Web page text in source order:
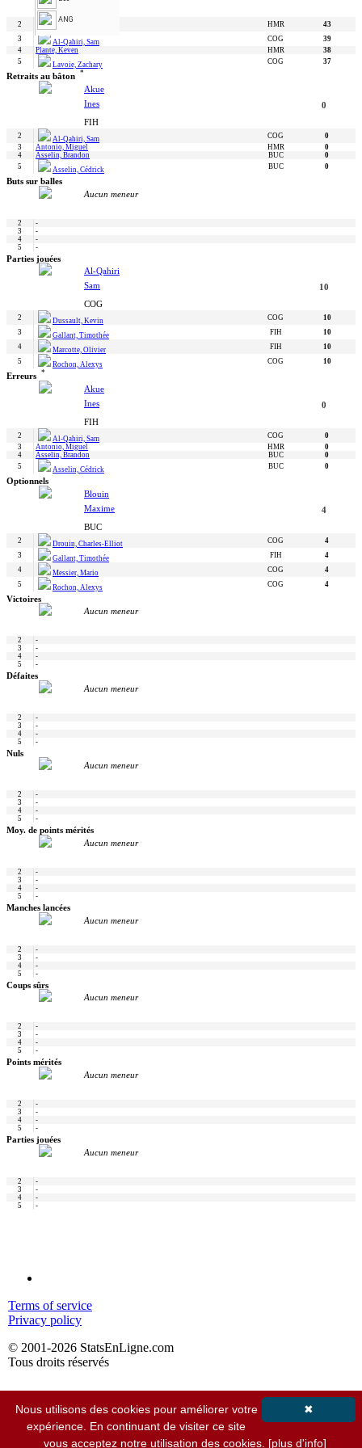
ANG
2 Martin, Patrick HMR
43
3
Al-Qahiri, Sam COG
39
4
Plante, Keven HMR
38
5
Lavoie, Zachary COG 37
Retraits au bâton *
Akue
Ines
FIH
0
2 Al-Qahiri, Sam COG
0
3
Antonio, Miguel HMR
0
4
Asselin, Brandon BUC
0
5
Asselin, Cédrick BUC 0
Buts sur balles
Aucun meneur
2
-
3
-
4
-
5
-
Parties jouées
Al-Qahiri
Sam
COG
10
2 Dussault, Kevin COG
10
3
Gallant, Timothée FIH
10
4
Marcotte, Olivier FIH
10
5
Rochon, Alexys COG 10
Erreurs *
Akue
Ines
FIH
0
2 Al-Qahiri, Sam COG
0
3
Antonio, Miguel HMR
0
4
Asselin, Brandon BUC
0
5
Asselin, Cédrick BUC 0
Optionnels
Blouin
Maxime
BUC
4
2 Drouin, Charles-Elliot COG
4
3
Gallant, Timothée FIH
4
4
Messier, Mario COG
4
5
Rochon, Alexys COG 4
Victoires
Aucun meneur
2
-
3
-
4
-
5
-
Défaites
Aucun meneur
2
-
3
-
4
-
5
-
Nuls
Aucun meneur
2
-
3
-
4
-
5
-
Moy. de points mérités
Aucun meneur
2
-
3
-
4
-
5
-
Manches lancées
Aucun meneur
2
-
3
-
4
-
5
-
Coups sûrs
Aucun meneur
2
-
3
-
4
-
5
-
Points mérités
Aucun meneur
2
-
3
-
4
-
5
-
Parties jouées
Aucun meneur
2
-
3
-
4
-
5
-
Terms of service
Privacy policy
© 2001-2026 StatsEnLigne.com
Tous droits réservés
✖
Nous utilisons des cookies pour améliorer votre
expérience. En continuant de visiter ce site
vous acceptez notre utilisation des cookies. [plus d'info]